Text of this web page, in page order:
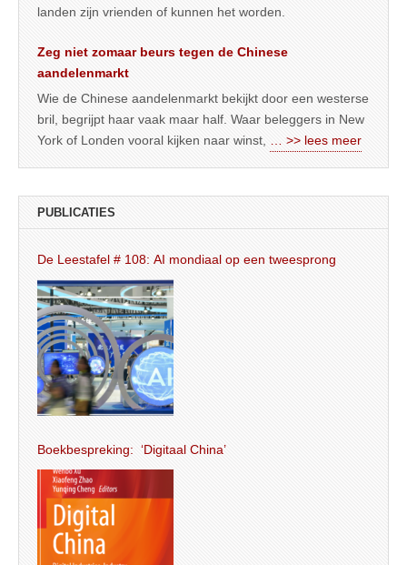
landen zijn vrienden of kunnen het worden.
Zeg niet zomaar beurs tegen de Chinese
aandelenmarkt
Wie de Chinese aandelenmarkt bekijkt door een westerse
bril, begrijpt haar vaak maar half. Waar beleggers in New
York of Londen vooral kijken naar winst,
… >> lees meer
PUBLICATIES
De Leestafel # 108: AI mondiaal op een tweesprong
Boekbespreking: ‘Digitaal China’